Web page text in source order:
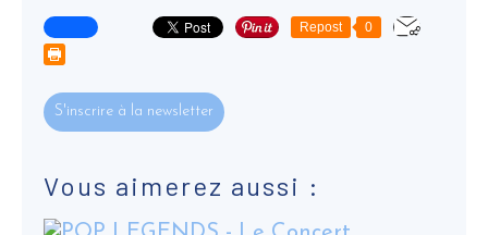
Repost 0
S'inscrire à la newsletter
Vous aimerez aussi :